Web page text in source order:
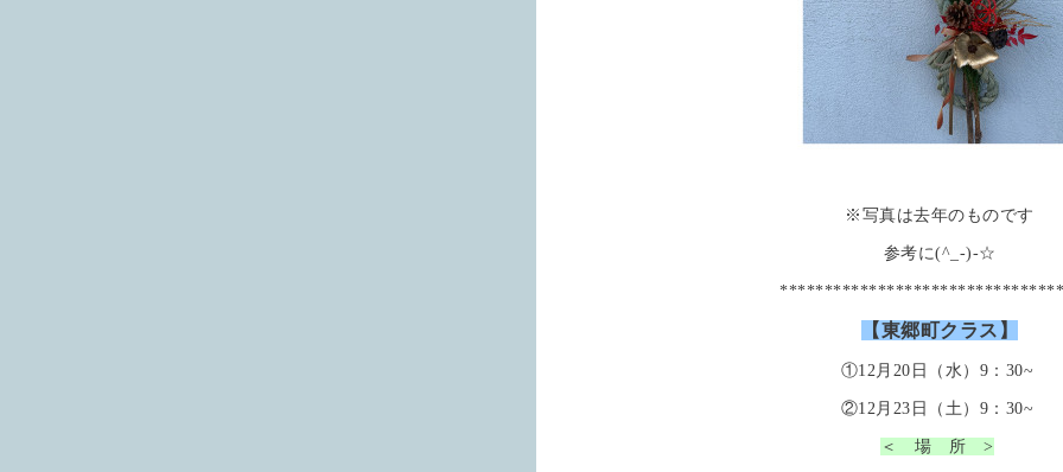
※写真は去年のものです
参考に(^_-)-☆
【東郷町クラス】
①12月20日（水）9：30~
②12月23日（土）9：30~
＜ 場 所 >